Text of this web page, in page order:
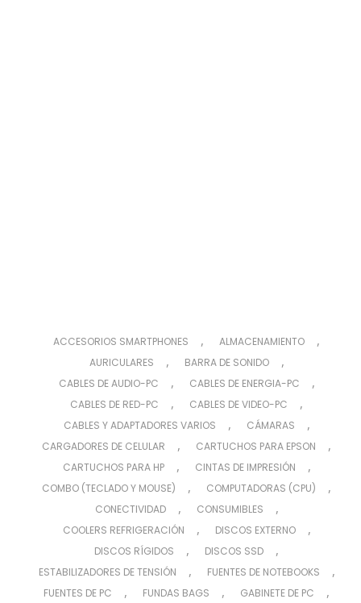
ACCESORIOS SMARTPHONES , ALMACENAMIENTO ,
AURICULARES , BARRA DE SONIDO ,
CABLES DE AUDIO-PC , CABLES DE ENERGIA-PC ,
CABLES DE RED-PC , CABLES DE VIDEO-PC ,
CABLES Y ADAPTADORES VARIOS , CÁMARAS ,
CARGADORES DE CELULAR , CARTUCHOS PARA EPSON ,
CARTUCHOS PARA HP , CINTAS DE IMPRESIÓN ,
COMBO (TECLADO Y MOUSE) , COMPUTADORAS (CPU) ,
CONECTIVIDAD , CONSUMIBLES ,
COOLERS REFRIGERACIÓN , DISCOS EXTERNO ,
DISCOS RÍGIDOS , DISCOS SSD ,
ESTABILIZADORES DE TENSIÓN , FUENTES DE NOTEBOOKS ,
FUENTES DE PC , FUNDAS BAGS , GABINETE DE PC ,